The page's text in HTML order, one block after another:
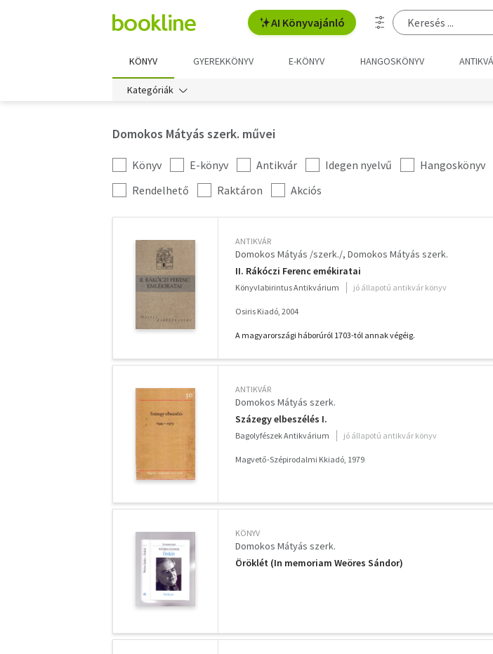
AI Könyvajánló
KÖNYV GYEREKKÖNYV E-KÖNYV HANGOSKÖNYV
Kategóriák
Domokos Mátyás szerk. művei
Kategória
szűrés
Könyv E-könyv Antikvár Idegen nyelvű Hangoskönyv
További
szűrők
Rendelhető Raktáron Akciós
ANTIKVÁR
Domokos Mátyás /szerk./ Domokos Mátyás szerk.
II. Rákóczi Ferenc emékiratai
Könyvlabirintus Antikvárium jó állapotú antikvár könyv
Osiris Kiadó, 2004
A magyarországi háborúról 1703-tól annak végéig.
ANTIKVÁR
Domokos Mátyás szerk.
Százegy elbeszélés I.
Bagolyfészek Antikvárium jó állapotú antikvár könyv
Magvető-Szépirodalmi Kkiadó, 1979
KÖNYV
Domokos Mátyás szerk.
Öröklét (In memoriam Weöres Sándor)